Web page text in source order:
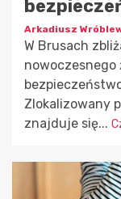
Arkadiusz
W Brusach
nowoczesnego
Zlokalizowany
znajduje się...